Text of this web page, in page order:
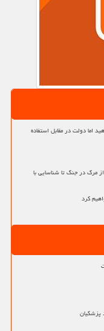
اما دولت در مقابل استفاده
مرگ در جنگ تا شناسایی با
کرد